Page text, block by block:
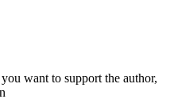
want to support the author,